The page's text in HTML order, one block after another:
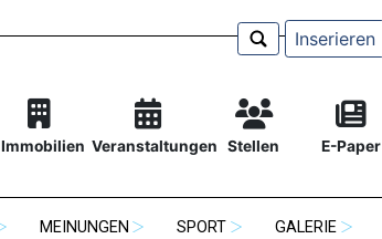
Inserieren
Immobilien Veranstaltungen Stellen E-Paper
MEINUNGEN SPORT GALERIE